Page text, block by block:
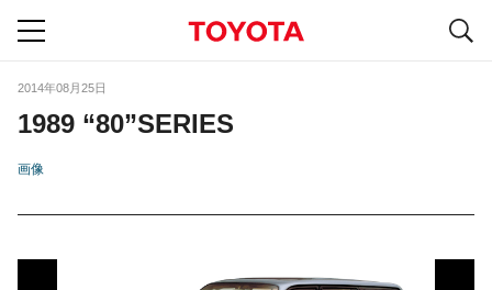
2014年08月25日
1989 “80”SERIES
画像